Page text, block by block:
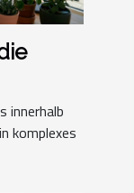
innerhalb
komplexes